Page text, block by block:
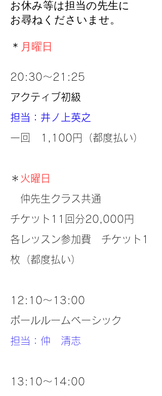
お休み等は担当の先生に
​お尋ねくださいませ。
＊ 月曜日
20:30～21:25
アクティブ初級
担当：井ノ上英之
​一回 1,100円（都度払い）
＊ 火曜日
仲先生クラス共通
チケット11回分20,000円
​各レッスン参加費 チケット1
枚（都度払い）
12:10～13:00
ボールルームベーシック
担当：仲 清志
13:10～14:00